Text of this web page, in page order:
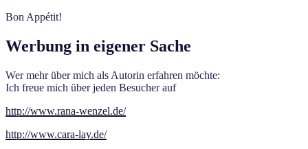
Bon Appétit!
Werbung in eigener Sache
Wer mehr über mich als Autorin erfahren möchte:
Ich freue mich über jeden Besucher auf
http://www.rana-wenzel.de/
http://www.cara-lay.de/